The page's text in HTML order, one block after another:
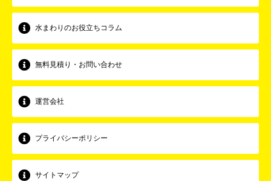
水まわりのお役立ちコラム
無料見積り・お問い合わせ
運営会社
プライバシーポリシー
サイトマップ